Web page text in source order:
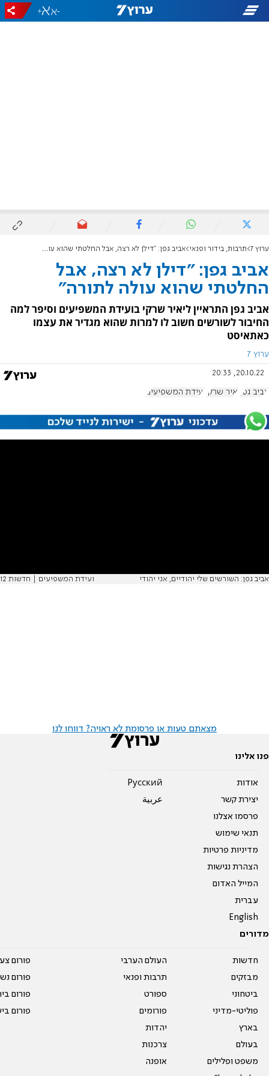
-
+
ערוץ 7 תרבות, בידור ופנאי אביב גפן: "דילן לא רצה, אבל החלטתי שהוא עולה לתורה"
אביב גפן: "דילן לא רצה, אבל
החלטתי שהוא עולה לתורה"
אביב גפן התראיין ליאיר שרקי בועידת המשפיעים וסיפר למה
החיבור לשורשים חשוב לו למרות שהוא מגדיר את עצמו
כאתאיסט
ערוץ 7
20.10.22, 20:33
אביב גפן יאיר שרקי ועידת המשפיעים
אביב גפן: השורשים שלי יהודיים, אני יהודי ועידת המשפיעים | חדשות 12
מצאתם טעות או פרסומת לא ראויה? דווחו לנו
פנו אלינו
אודות
יצירת קשר
פרסמו אצלנו
תנאי שימוש
מדיניות פרטיות
הצהרת נגישות
המייל האדום
עברית
English
Pусский
عربية
מדורים
חדשות
מבזקים
ביטחוני
פוליטי-מדיני
בארץ
בעולם
משפט ופלילים
העולם הערבי
תרבות ופנאי
ספורט
פורומים
יהדות
צרכנות
אופנה
פורום
פורום
פורום
פורום